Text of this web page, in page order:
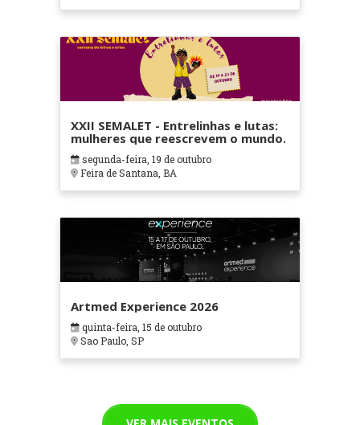
XXII SEMALET - Entrelinhas e lutas:
mulheres que reescrevem o mundo.
segunda-feira, 19 de outubro
Feira de Santana, BA
Artmed Experience 2026
quinta-feira, 15 de outubro
Sao Paulo, SP